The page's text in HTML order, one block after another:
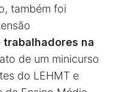
também foi
trabalhadores na
de um minicurso
do LEHMT e